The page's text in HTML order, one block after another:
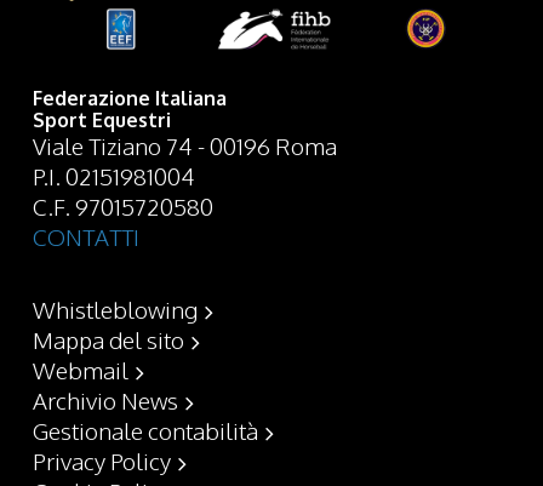
Federazione Italiana
Sport Equestri
Viale Tiziano 74 - 00196 Roma
P.I. 02151981004
C.F. 97015720580
CONTATTI
Whistleblowing
Mappa del sito
Webmail
Archivio News
Gestionale contabilità
Privacy Policy